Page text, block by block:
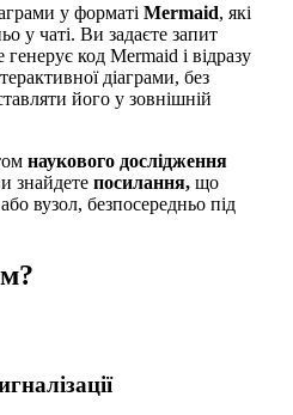
у форматі Mermaid, які
у чаті. Ви задаєте запит
код Mermaid і відразу
діаграми, без
його у зовнішній
наукового дослідження
знайдете посилання, що
вузол, безпосередньо під